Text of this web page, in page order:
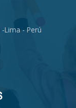
Lima - Perú